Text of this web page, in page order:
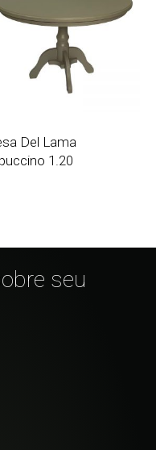
Del Lama
1.20
seu